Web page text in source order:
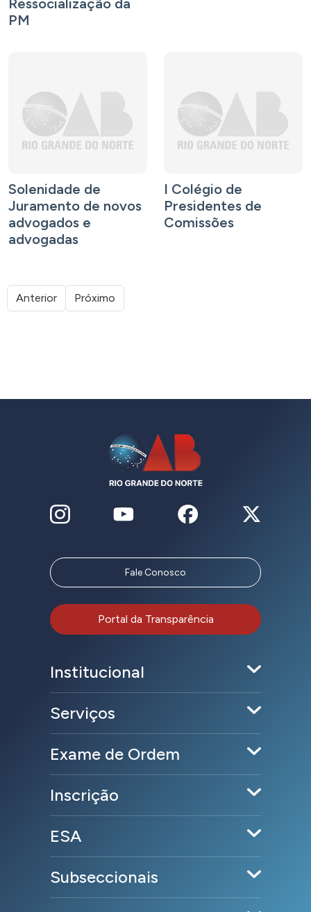
Ressocialização da
PM
Solenidade de
Juramento de novos
advogados e
advogadas
I Colégio de
Presidentes de
Comissões
Anterior Próximo
Fale Conosco
Portal da Transparência
Institucional
Serviços
Exame de Ordem
Inscrição
ESA
Subseccionais